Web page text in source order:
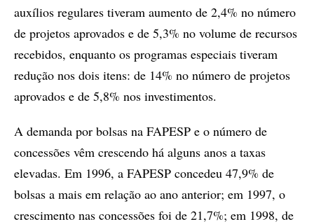
auxílios regulares tiveram aumento de 2,4% no número
de projetos aprovados e de 5,3% no volume de recursos
recebidos, enquanto os programas especiais tiveram
redução nos dois itens: de 14% no número de projetos
aprovados e de 5,8% nos investimentos.
A demanda por bolsas na FAPESP e o número de
concessões vêm crescendo há alguns anos a taxas
elevadas. Em 1996, a FAPESP concedeu 47,9% de
bolsas a mais em relação ao ano anterior; em 1997, o
crescimento nas concessões foi de 21,7%; em 1998, de